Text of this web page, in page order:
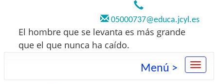
05000737@educa.jcyl.es
El hombre que se levanta es más grande
que el que nunca ha caído.
Menú >